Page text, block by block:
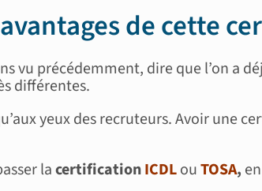
de cette
vu précédemment, dire que l’on a
différentes.
yeux des recruteurs. Avoir une
lacertificationICDLouTOSA,